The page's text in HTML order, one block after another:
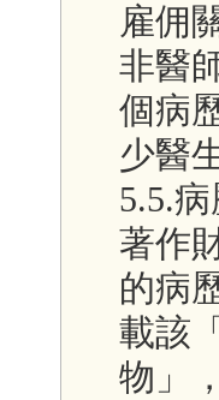
雇佣
非醫
個病
少醫
5.5.
著作
的病
載該
物」